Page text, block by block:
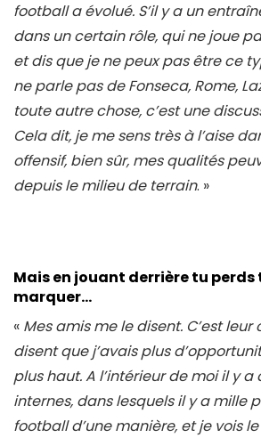
football a évolué. S’il y a un
dans un certain rôle, qui ne joue
et dis que je ne peux pas être ce
ne parle pas de Fonseca, Rome,
toute autre chose, c’est une
Cela dit, je me sens très à l’aise
offensif, bien sûr, mes qualités
depuis le milieu de terrain. »
Mais en jouant derrière tu
marquer…
« Mes amis me le disent. C’est leur
disent que j’avais plus
plus haut. A l’intérieur de moi il y
internes, dans lesquels il y a mille
football d’une manière, et je vois